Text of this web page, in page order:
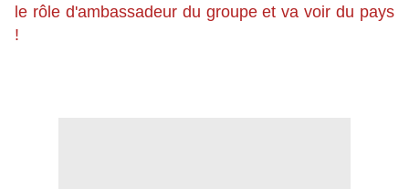
le rôle d'ambassadeur du groupe et va voir du pays
!